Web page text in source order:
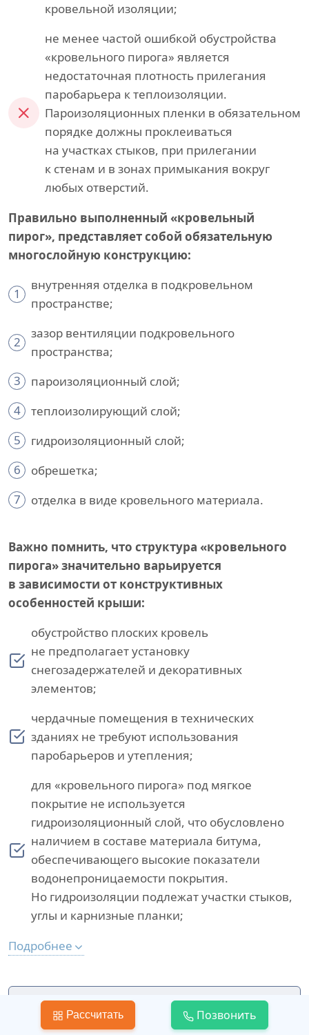
кровельной изоляции;
не менее частой ошибкой обустройства
«кровельного пирога» является
недостаточная плотность прилегания
паробарьера к теплоизоляции.
Пароизоляционных пленки в обязательном
порядке должны проклеиваться
на участках стыков, при прилегании
к стенам и в зонах примыкания вокруг
любых отверстий.
Правильно выполненный «кровельный
пирог», представляет собой обязательную
многослойную конструкцию:
1
внутренняя отделка в подкровельном
пространстве;
2
зазор вентиляции подкровельного
пространства;
3
пароизоляционный слой;
4
теплоизолирующий слой;
5
гидроизоляционный слой;
6
обрешетка;
7
отделка в виде кровельного материала.
Важно помнить, что структура «кровельного
пирога» значительно варьируется
в зависимости от конструктивных
особенностей крыши:
обустройство плоских кровель
не предполагает установку
снегозадержателей и декоративных
элементов;
чердачные помещения в технических
зданиях не требуют использования
паробарьеров и утепления;
для «кровельного пирога» под мягкое
покрытие не используется
гидроизоляционный слой, что обусловлено
наличием в составе материала битума,
обеспечивающего высокие показатели
водонепроницаемости покрытия.
Но гидроизоляции подлежат участки стыков,
углы и карнизные планки;
Подробнее
Важно помнить, что
теплоизоляционные материалы
Рассчитать Позвонить